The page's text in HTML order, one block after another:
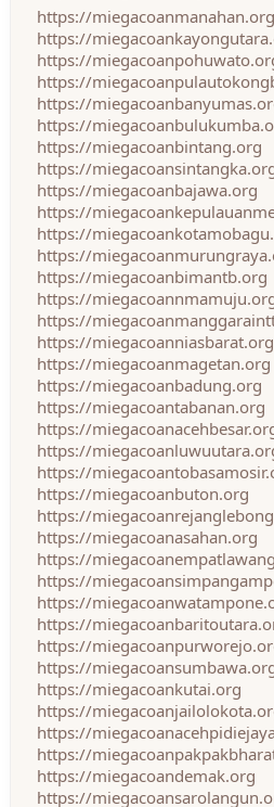
https://miegacoanmanahan.org
https://
https://
https://
https://
https://
https://miegacoanbintang.org
https://
https://miegacoanbajawa.org
https://
https://
https://
https://miegacoanbimantb.org
https://
https://
https://miegacoanniasbarat.org
https://miegacoanmagetan.org
https://miegacoanbadung.org
https://miegacoantabanan.org
https://
https://
https://
https://miegacoanbuton.org
https://
https://miegacoanasahan.org
https://
https://
https://
https://
https://
https://
https://miegacoankutai.org
https://
https://
https://
https://miegacoandemak.org
https://